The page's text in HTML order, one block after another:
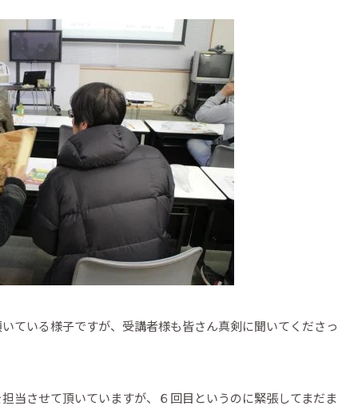
ている様子ですが、受講者様も皆さん真剣に聞いてくださっ
当させて頂いていますが、６回目というのに緊張してまだま